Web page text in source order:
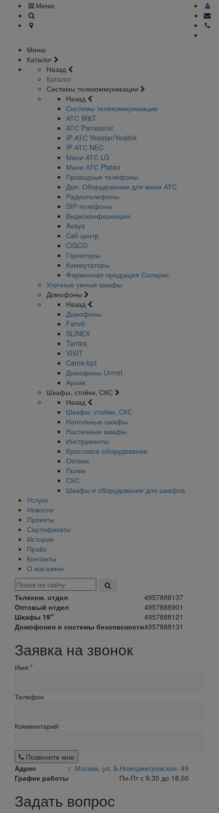
Меню
Меню
Каталог
Назад
Каталог
Системы телекоммуникации
Назад
Системы телекоммуникации
АТС W&T
АТС Panasonic
IP АТС Yeastar/Yealink
IP АТС NEC
Мини АТС LG
Мини АТС Platan
Проводные телефоны
Доп. Оборудование для мини АТС
Радиотелефоны
SIP-телефоны
Видеоконференция
Avaya
Call-центр
CISCO
Гарнитуры
Коммутаторы
Фирменная продукция Солярис
Уличные умные шкафы
Домофоны
Назад
Домофоны
Fanvil
SLINEX
Tantos
VISIT
Came-bpt
Домофоны Urmet
Архив
Шкафы, стойки, СКС
Назад
Шкафы, стойки, СКС
Напольные шкафы
Настенные шкафы
Инструменты
Кроссовое оборудование
Оптика
Полки
СКС
Шкафы и оборудование для шкафов
Услуги
Новости
Проекты
Сертификаты
История
Прайс
Контакты
О магазине
Телеком. отдел
4957888137
Оптовый отдел
4957888901
Шкафы 19"
4957888121
Домофония и системы безопасности4957888131
Заявка на звонок
Имя *
Телефон
Комментарий
Позвоните мне
Адрес
г. Москва, ул. Б.Новодмитровская, 49
График работы
Пн-Пт с 9.30 до 18.00
Задать вопрос